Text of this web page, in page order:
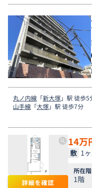
丸ノ内線 「新大塚」駅 徒歩5
山手線 「大塚」駅 徒歩7分
詳細を確認
14万
敷 1
所在階
1階